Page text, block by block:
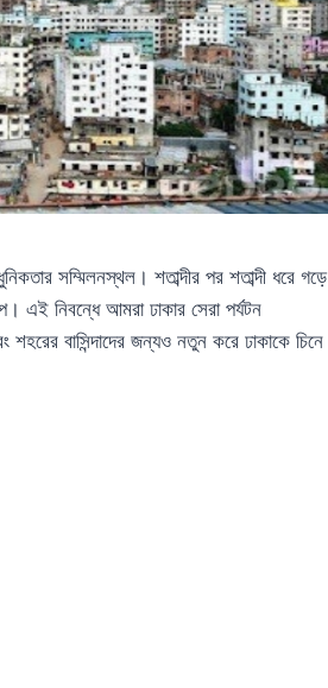
সম্মিলনস্থল। শতাব্দীর পর শতাব্দী ধরে গড়ে
এই নিবন্ধে আমরা ঢাকার সেরা পর্যটন
বাসিন্দাদের জন্যও নতুন করে ঢাকাকে চিনে